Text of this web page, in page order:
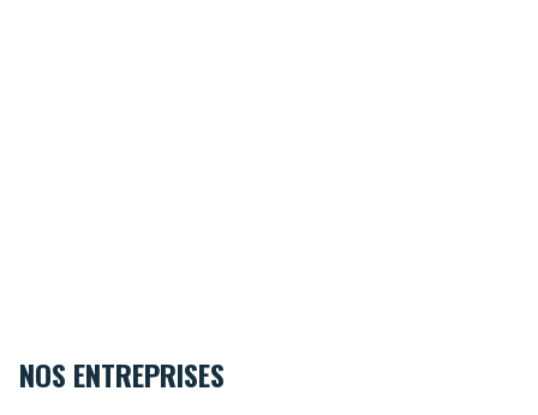
NOS ENTREPRISES